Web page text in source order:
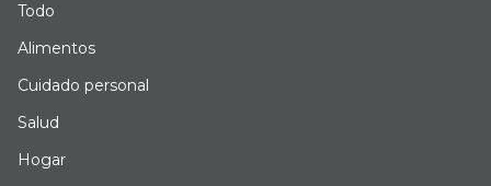
Todo
Alimentos
Cuidado personal
Salud
Hogar